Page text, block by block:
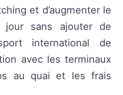
et d’augmenter le
jour sans ajouter de
international de
avec les terminaux
au quai et les frais